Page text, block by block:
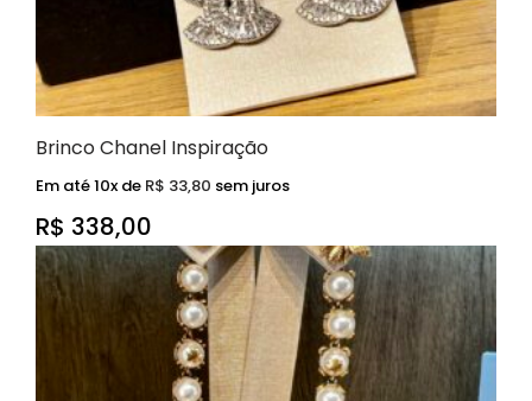
Brinco Chanel Inspiração
R$ 338,00
Em até 10x de R$ 33,80 sem juros